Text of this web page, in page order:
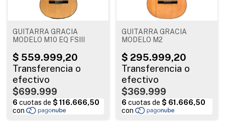
GUITARRA GRACIA
MODELO M10 EQ FSIII
$699.999
GUITARRA GRACIA
MODELO M2
$369.999